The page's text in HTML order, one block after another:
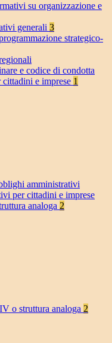
su organizzazione e
generali 3
strategico-
e codice di condotta
e imprese 1
amministrativi
per cittadini e imprese
analoga 2
o struttura analoga 2